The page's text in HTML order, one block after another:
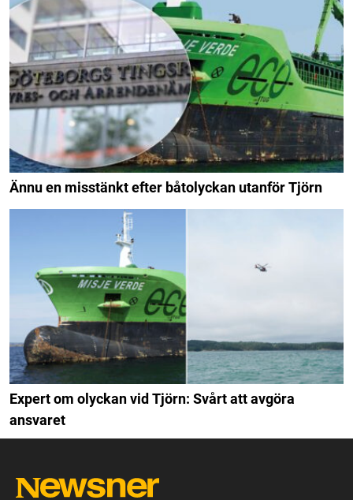
Ännu en misstänkt efter båtolyckan utanför Tjörn
Expert om olyckan vid Tjörn: Svårt att avgöra
ansvaret